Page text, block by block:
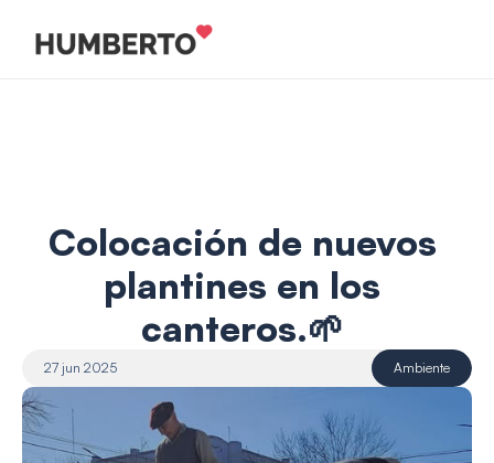
Colocación de nuevos
plantines en los
canteros.🌱
27 jun 2025 Ambiente